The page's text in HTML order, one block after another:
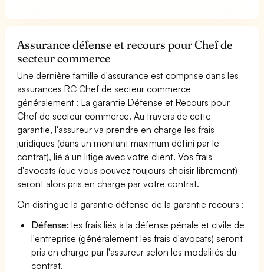
Assurance défense et recours pour Chef de
secteur commerce
Une dernière famille d'assurance est comprise dans les
assurances RC Chef de secteur commerce
généralement : La garantie Défense et Recours pour
Chef de secteur commerce. Au travers de cette
garantie, l'assureur va prendre en charge les frais
juridiques (dans un montant maximum défini par le
contrat), lié à un litige avec votre client. Vos frais
d'avocats (que vous pouvez toujours choisir librement)
seront alors pris en charge par votre contrat.
On distingue la garantie défense de la garantie recours :
Défense: les frais liés à la défense pénale et civile de
l'entreprise (généralement les frais d'avocats) seront
pris en charge par l'assureur selon les modalités du
contrat.